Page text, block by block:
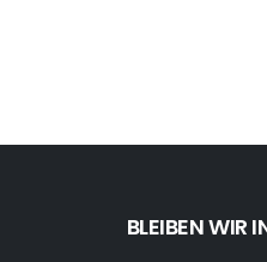
BLEIBEN WIR